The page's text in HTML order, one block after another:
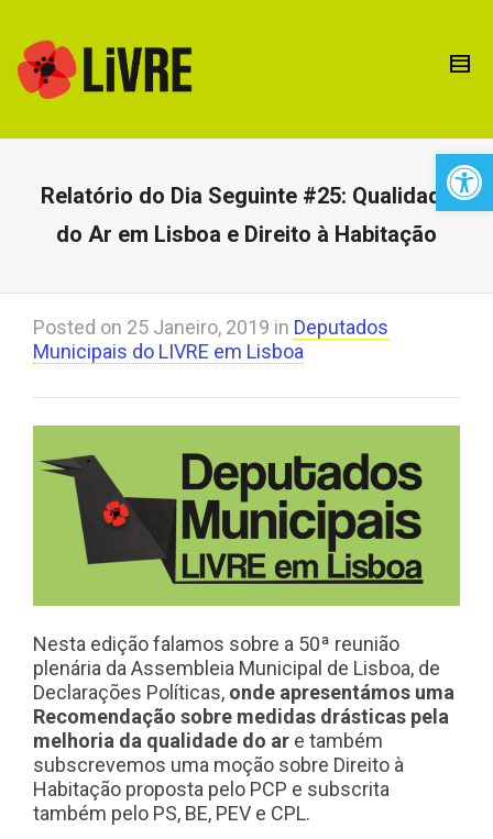
Relatório do Dia Seguinte #25: Qualidade
do Ar em Lisboa e Direito à Habitação
Posted on 25 Janeiro, 2019 in Deputados
Municipais do LIVRE em Lisboa
Nesta edição falamos sobre a 50ª reunião
plenária da Assembleia Municipal de Lisboa, de
Declarações Políticas, onde apresentámos uma
Recomendação sobre medidas drásticas pela
melhoria da qualidade do ar e também
subscrevemos uma moção sobre Direito à
Habitação proposta pelo PCP e subscrita
também pelo PS, BE, PEV e CPL.